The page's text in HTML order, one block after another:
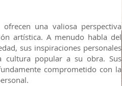
una valiosa perspectiva
artística. A menudo habla del
sus inspiraciones personales
cultura popular a su obra. Sus
comprometido con la